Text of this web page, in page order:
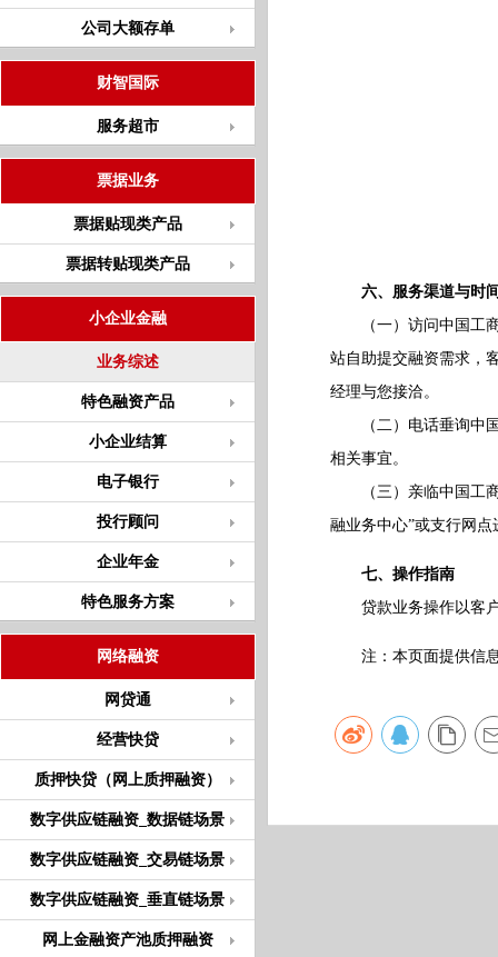
公司大额存单
财智国际
服务超市
票据业务
票据贴现类产品
票据转贴现类产品
小企业金融
业务综述
特色融资产品
小企业结算
电子银行
投行顾问
企业年金
特色服务方案
网络融资
网贷通
经营快贷
质押快贷（网上质押融资）
数字供应链融资_数据链场景
数字供应链融资_交易链场景
数字供应链融资_垂直链场景
网上金融资产池质押融资
六、服务渠道与时
（一）访问中国工商
站自助提交融资需求，
经理与您接洽。
（二）电话垂询中国
相关事宜。
（三）亲临中国工商
融业务中心”或支行网
七、操作指南
贷款业务操作以客户
注：本页面提供信息